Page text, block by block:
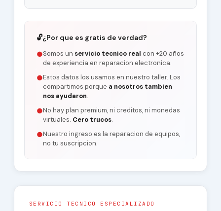
🔓¿Por que es gratis de verdad?
●Somos un servicio tecnico real con +20 años
de experiencia en reparacion electronica.
●Estos datos los usamos en nuestro taller. Los
compartimos porque a nosotros tambien
nos ayudaron.
●No hay plan premium, ni creditos, ni monedas
virtuales. Cero trucos.
●Nuestro ingreso es la reparacion de equipos,
no tu suscripcion.
SERVICIO TECNICO ESPECIALIZADO